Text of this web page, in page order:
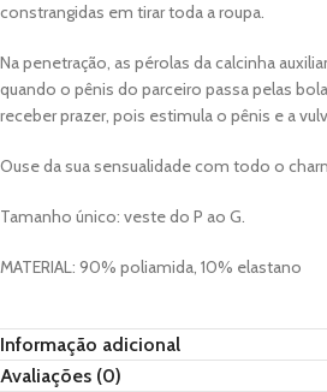
constrangidas em tirar toda a roupa.
Na penetração, as pérolas da calcinha
quando o pênis do parceiro passa pelas
receber prazer, pois estimula o pênis e a
Ouse da sua sensualidade com todo o
Tamanho único: veste do P ao G.
MATERIAL: 90% poliamida, 10% elastano
Informação adicional
Avaliações (0)